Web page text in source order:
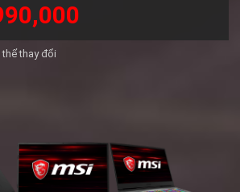
thay đổi